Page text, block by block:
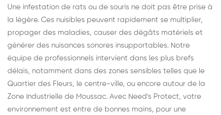
Une infestation de rats ou de souris ne doit pas être prise à
la légère. Ces nuisibles peuvent rapidement se multiplier,
propager des maladies, causer des dégâts matériels et
générer des nuisances sonores insupportables. Notre
équipe de professionnels intervient dans les plus brefs
délais, notamment dans des zones sensibles telles que le
Quartier des Fleurs, le centre-ville, ou encore autour de la
Zone Industrielle de Moussac. Avec Need's Protect, votre
environnement est entre de bonnes mains, pour une